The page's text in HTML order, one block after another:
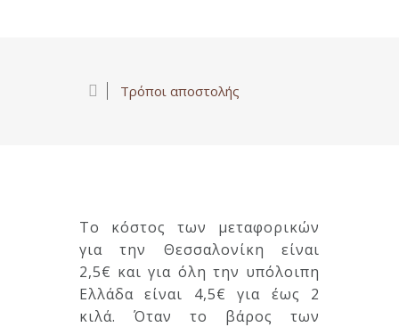
Τρόποι αποστολής
Το κόστος των μεταφορικών
για την Θεσσαλονίκη είναι
2,5€ και για όλη την υπόλοιπη
Ελλάδα είναι 4,5€ για έως 2
κιλά. Όταν το βάρος των